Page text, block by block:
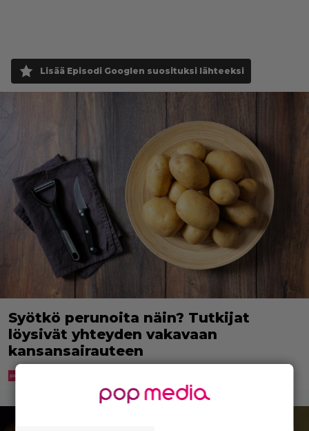
Lisää Episodi Googlen suosituksi lähteeksi
Syötkö perunoita näin? Tutkijat
löysivät yhteyden vakavaan
kansansairauteen